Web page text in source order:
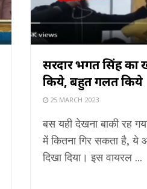
सरदार भगत सिंह का
किये, बहुत गलत किये
25 MARCH 2023
बस यही देखना बाकी रह
में कितना गिर सकता है, ये
दिखा दिया। इस वायरल ...